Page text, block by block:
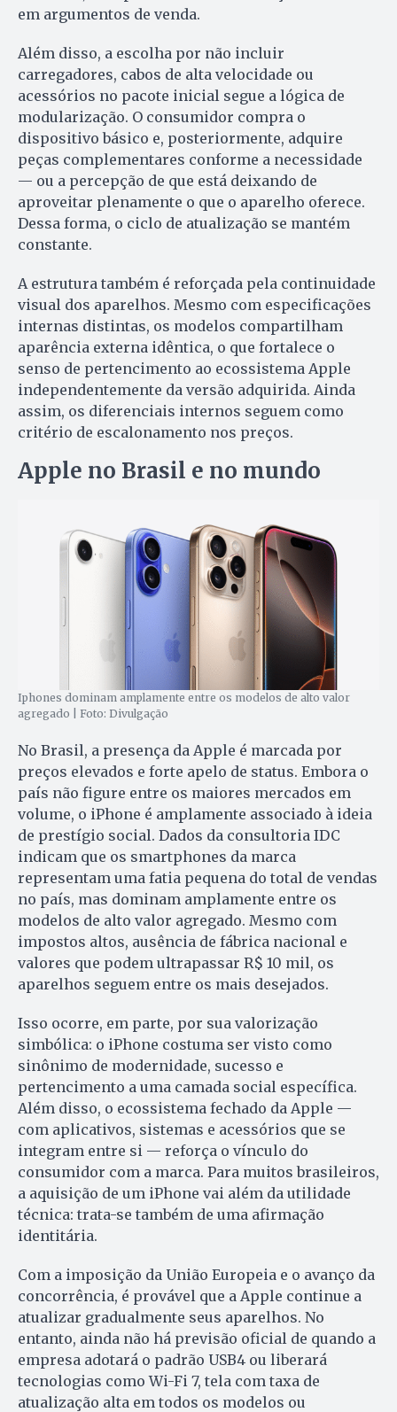
em argumentos de venda.
Além disso, a escolha por não incluir
carregadores, cabos de alta velocidade ou
acessórios no pacote inicial segue a lógica de
modularização. O consumidor compra o
dispositivo básico e, posteriormente, adquire
peças complementares conforme a necessidade
— ou a percepção de que está deixando de
aproveitar plenamente o que o aparelho oferece.
Dessa forma, o ciclo de atualização se mantém
constante.
A estrutura também é reforçada pela continuidade
visual dos aparelhos. Mesmo com especificações
internas distintas, os modelos compartilham
aparência externa idêntica, o que fortalece o
senso de pertencimento ao ecossistema Apple
independentemente da versão adquirida. Ainda
assim, os diferenciais internos seguem como
critério de escalonamento nos preços.
Apple no Brasil e no mundo
Iphones dominam amplamente entre os modelos de alto valor
agregado | Foto: Divulgação
No Brasil, a presença da Apple é marcada por
preços elevados e forte apelo de status. Embora o
país não figure entre os maiores mercados em
volume, o iPhone é amplamente associado à ideia
de prestígio social. Dados da consultoria IDC
indicam que os smartphones da marca
representam uma fatia pequena do total de vendas
no país, mas dominam amplamente entre os
modelos de alto valor agregado. Mesmo com
impostos altos, ausência de fábrica nacional e
valores que podem ultrapassar R$ 10 mil, os
aparelhos seguem entre os mais desejados.
Isso ocorre, em parte, por sua valorização
simbólica: o iPhone costuma ser visto como
sinônimo de modernidade, sucesso e
pertencimento a uma camada social específica.
Além disso, o ecossistema fechado da Apple —
com aplicativos, sistemas e acessórios que se
integram entre si — reforça o vínculo do
consumidor com a marca. Para muitos brasileiros,
a aquisição de um iPhone vai além da utilidade
técnica: trata-se também de uma afirmação
identitária.
Com a imposição da União Europeia e o avanço da
concorrência, é provável que a Apple continue a
atualizar gradualmente seus aparelhos. No
entanto, ainda não há previsão oficial de quando a
empresa adotará o padrão USB4 ou liberará
tecnologias como Wi-Fi 7, tela com taxa de
atualização alta em todos os modelos ou